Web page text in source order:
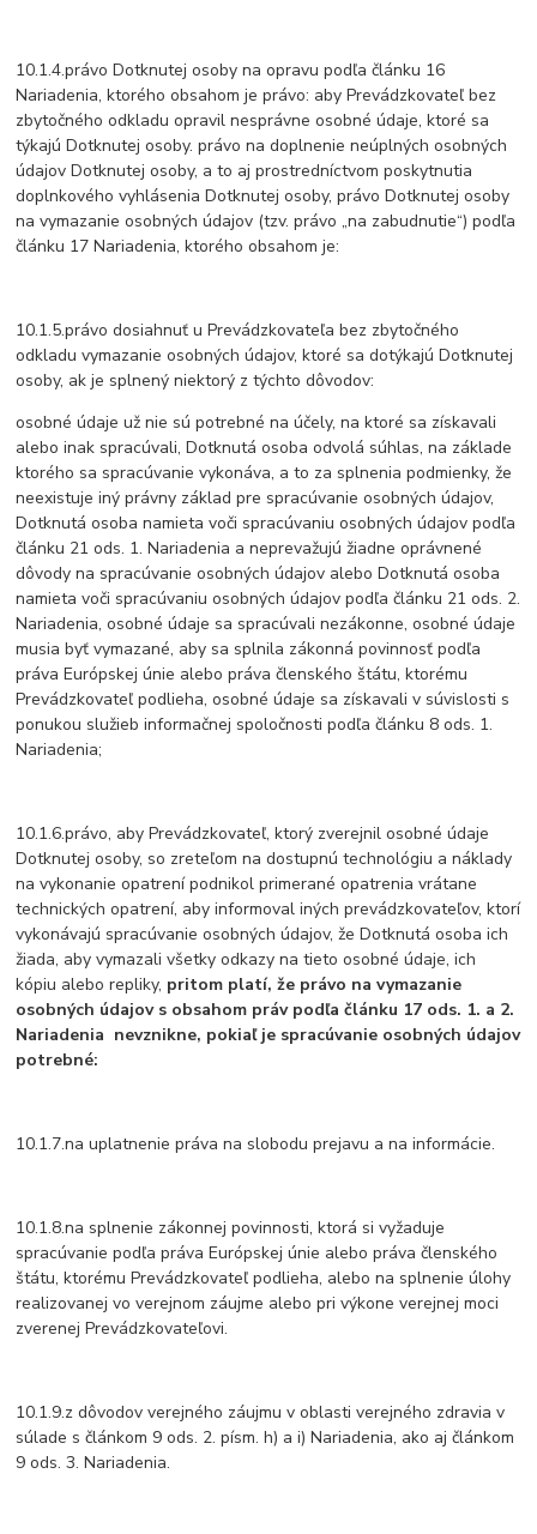
10.1.4.právo Dotknutej osoby na opravu podľa článku 16
Nariadenia, ktorého obsahom je právo: aby Prevádzkovateľ bez
zbytočného odkladu opravil nesprávne osobné údaje, ktoré sa
týkajú Dotknutej osoby. právo na doplnenie neúplných osobných
údajov Dotknutej osoby, a to aj prostredníctvom poskytnutia
doplnkového vyhlásenia Dotknutej osoby, právo Dotknutej osoby
na vymazanie osobných údajov (tzv. právo „na zabudnutie“) podľa
článku 17 Nariadenia, ktorého obsahom je:
10.1.5.právo dosiahnuť u Prevádzkovateľa bez zbytočného
odkladu vymazanie osobných údajov, ktoré sa dotýkajú Dotknutej
osoby, ak je splnený niektorý z týchto dôvodov:
osobné údaje už nie sú potrebné na účely, na ktoré sa získavali
alebo inak spracúvali, Dotknutá osoba odvolá súhlas, na základe
ktorého sa spracúvanie vykonáva, a to za splnenia podmienky, že
neexistuje iný právny základ pre spracúvanie osobných údajov,
Dotknutá osoba namieta voči spracúvaniu osobných údajov podľa
článku 21 ods. 1. Nariadenia a neprevažujú žiadne oprávnené
dôvody na spracúvanie osobných údajov alebo Dotknutá osoba
namieta voči spracúvaniu osobných údajov podľa článku 21 ods. 2.
Nariadenia, osobné údaje sa spracúvali nezákonne, osobné údaje
musia byť vymazané, aby sa splnila zákonná povinnosť podľa
práva Európskej únie alebo práva členského štátu, ktorému
Prevádzkovateľ podlieha, osobné údaje sa získavali v súvislosti s
ponukou služieb informačnej spoločnosti podľa článku 8 ods. 1.
Nariadenia;
10.1.6.právo, aby Prevádzkovateľ, ktorý zverejnil osobné údaje
Dotknutej osoby, so zreteľom na dostupnú technológiu a náklady
na vykonanie opatrení podnikol primerané opatrenia vrátane
technických opatrení, aby informoval iných prevádzkovateľov, ktorí
vykonávajú spracúvanie osobných údajov, že Dotknutá osoba ich
žiada, aby vymazali všetky odkazy na tieto osobné údaje, ich
kópiu alebo repliky, pritom platí, že právo na vymazanie
osobných údajov s obsahom práv podľa článku 17 ods. 1. a 2.
Nariadenia nevznikne, pokiaľ je spracúvanie osobných údajov
potrebné:
10.1.7.na uplatnenie práva na slobodu prejavu a na informácie.
10.1.8.na splnenie zákonnej povinnosti, ktorá si vyžaduje
spracúvanie podľa práva Európskej únie alebo práva členského
štátu, ktorému Prevádzkovateľ podlieha, alebo na splnenie úlohy
realizovanej vo verejnom záujme alebo pri výkone verejnej moci
zverenej Prevádzkovateľovi.
10.1.9.z dôvodov verejného záujmu v oblasti verejného zdravia v
súlade s článkom 9 ods. 2. písm. h) a i) Nariadenia, ako aj článkom
9 ods. 3. Nariadenia.